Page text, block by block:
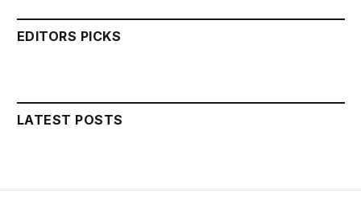
EDITORS PICKS
LATEST POSTS